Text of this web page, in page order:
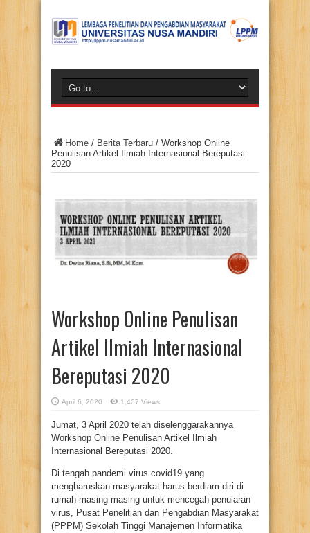
Home / Berita Terbaru / Workshop Online
Penulisan Artikel Ilmiah Internasional Bereputasi
2020
Workshop Online Penulisan
Artikel Ilmiah Internasional
Bereputasi 2020
April 6, 2020 1,407 Views
Jumat, 3 April 2020 telah diselenggarakannya
Workshop Online Penulisan Artikel Ilmiah
Internasional Bereputasi 2020.
Di tengah pandemi virus covid19 yang
mengharuskan masyarakat harus berdiam diri di
rumah masing-masing untuk mencegah penularan
virus, Pusat Penelitian dan Pengabdian Masyarakat
(PPPM) Sekolah Tinggi Manajemen Informatika